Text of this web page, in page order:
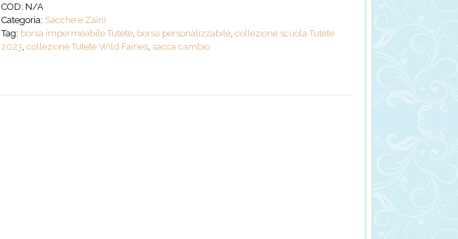
Fairies
-
Personalizzabile
quantità
COD: N/A
Categoria: Sacche e Zaini
Tag: borsa impermeabile Tutete, borsa personalizzabile, collezione scuola Tutete
2023 collezione Tutete Wild Fairies, sacca cambio